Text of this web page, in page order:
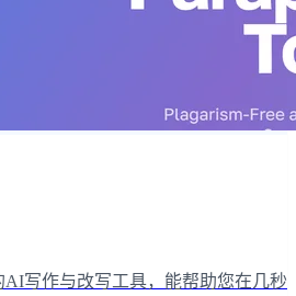
写作与改写工具，能帮助您在几秒